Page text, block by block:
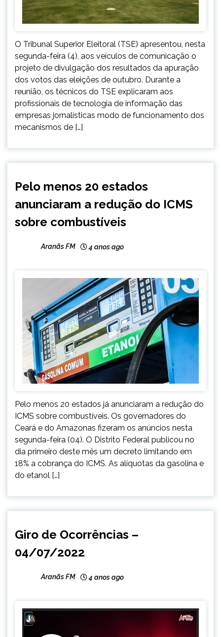
O Tribunal Superior Eleitoral (TSE) apresentou, nesta
segunda-feira (4), aos veículos de comunicação o
projeto de divulgação dos resultados da apuração
dos votos das eleições de outubro. Durante a
reunião, os técnicos do TSE explicaram aos
profissionais de tecnologia de informação das
empresas jornalísticas modo de funcionamento dos
mecanismos de […]
MINAS
GERAIS
Pelo menos 20 estados
anunciaram a redução do ICMS
sobre combustíveis
Aranãs FM 4 anos ago
Pelo menos 20 estados já anunciaram a redução do
ICMS sobre combustíveis. Os governadores do
Ceará e do Amazonas fizeram os anúncios nesta
segunda-feira (04). O Distrito Federal publicou no
dia primeiro deste mês um decreto limitando em
18% a cobrança do ICMS. As alíquotas da gasolina e
do etanol […]
NOTÍCIAS
Giro de Ocorrências –
04/07/2022
Aranãs FM 4 anos ago